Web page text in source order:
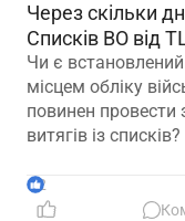
Через скільки
Списків ВО від
Чи є
місцем обліку
повинен провести
витягів із списків?
2